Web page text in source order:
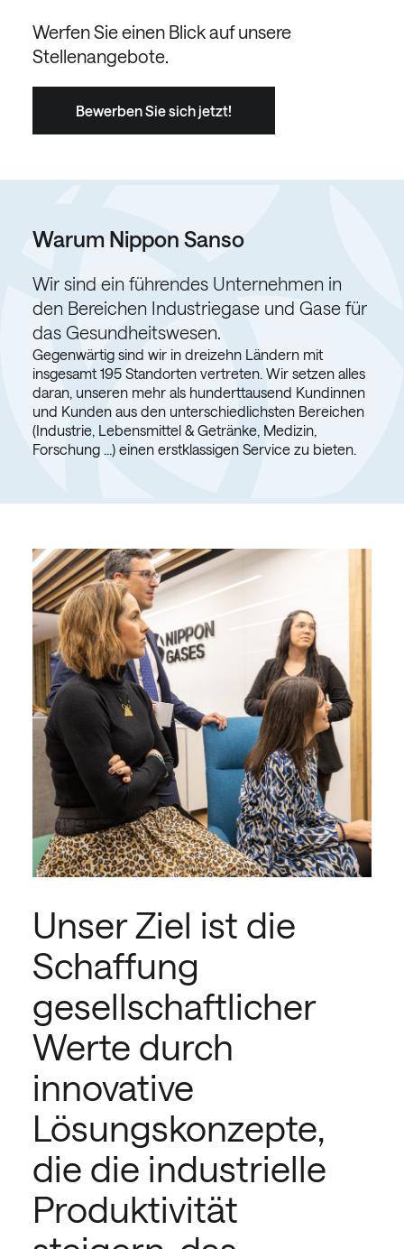
Werfen Sie einen Blick auf unsere
Stellenangebote.
Bewerben Sie sich jetzt!
Warum Nippon Sanso
Wir sind ein führendes Unternehmen in
den Bereichen Industriegase und Gase für
das Gesundheitswesen.
Gegenwärtig sind wir in dreizehn Ländern mit
insgesamt 195 Standorten vertreten. Wir setzen alles
daran, unseren mehr als hunderttausend Kundinnen
und Kunden aus den unterschiedlichsten Bereichen
(Industrie, Lebensmittel & Getränke, Medizin,
Forschung ...) einen erstklassigen Service zu bieten.
Unser Ziel ist die
Schaffung
gesellschaftlicher
Werte durch
innovative
Lösungskonzepte,
die die industrielle
Produktivität